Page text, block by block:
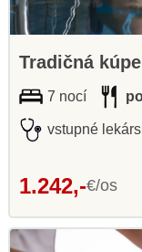
Tradičná
7 nocí
vstupné
1.242,-€/os